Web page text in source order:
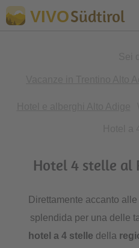
VIVOSüdtirol
Hotel 4 stelle al
Direttamente accanto
splendida per una delle
hotel a 4 stelle della